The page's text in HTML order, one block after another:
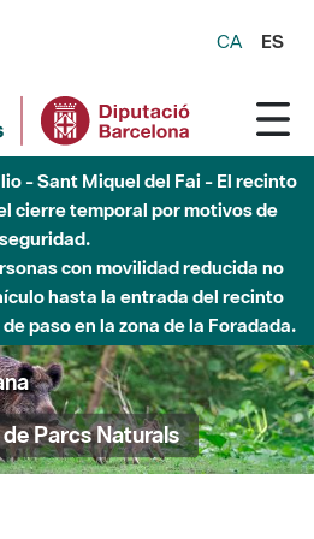
CA ES
- Sant Miquel del Fai - El recinto
cierre temporal por motivos de
seguridad.
con movilidad reducida no
hasta la entrada del recinto
paso en la zona de la Foradada.
Parcs Naturals